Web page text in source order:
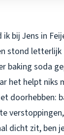
bij Jens in
stond
baking soda
het helpt niks
doorhebben:
dicht zit, ben